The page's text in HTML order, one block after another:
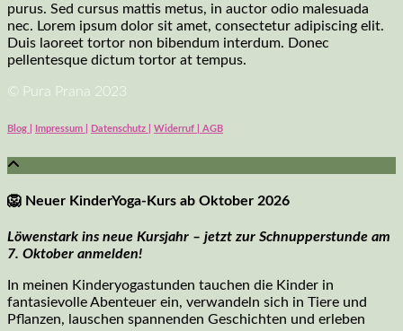
purus. Sed cursus mattis metus, in auctor odio malesuada
nec. Lorem ipsum dolor sit amet, consectetur adipiscing elit.
Duis laoreet tortor non bibendum interdum. Donec
pellentesque dictum tortor at tempus.
© Pura Prana 2023
Blog | Impressum | Datenschutz | Widerruf | AGB
🦁 Neuer KinderYoga-Kurs ab Oktober 2026
Löwenstark ins neue Kursjahr – jetzt zur Schnupperstunde am
7. Oktober anmelden!
In meinen Kinderyogastunden tauchen die Kinder in
fantasievolle Abenteuer ein, verwandeln sich in Tiere und
Pflanzen, lauschen spannenden Geschichten und erleben